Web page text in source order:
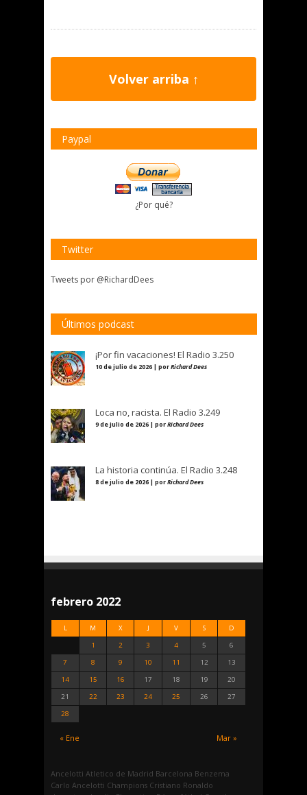
Volver arriba ↑
Paypal
¿Por qué?
Twitter
Tweets por @RichardDees
Últimos podcast
¡Por fin vacaciones! El Radio 3.250
10 de julio de 2026 | porRichard Dees
Loca no, racista. El Radio 3.249
9 de julio de 2026 | porRichard Dees
La historia continúa. El Radio 3.248
8 de julio de 2026 | porRichard Dees
febrero 2022
L M X J V S D
« Ene Mar »
1 2 3 4 5
6
7
8 9 10 11 12
13
14
15 16 17 18 19
20
21
22 23 24 25 26
27
28
Ancelotti Atletico de Madrid Barcelona Benzema
Carlo Ancelotti Champions Cristiano Ronaldo